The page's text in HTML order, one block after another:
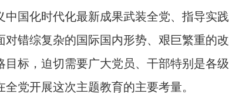
国化时代化最新成果武装全党、指导实
错综复杂的国际国内形势、艰巨繁重的
标，迫切需要广大党员、干部特别是各
党开展这次主题教育的主要考量。